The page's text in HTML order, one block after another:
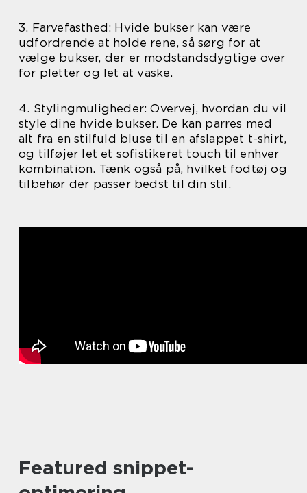
3. Farvefasthed: Hvide bukser kan være
udfordrende at holde rene, så sørg for at
vælge bukser, der er modstandsdygtige over
for pletter og let at vaske.
4. Stylingmuligheder: Overvej, hvordan du vil
style dine hvide bukser. De kan parres med
alt fra en stilfuld bluse til en afslappet t-shirt,
og tilføjer let et sofistikeret touch til enhver
kombination. Tænk også på, hvilket fodtøj og
tilbehør der passer bedst til din stil.
Featured snippet-